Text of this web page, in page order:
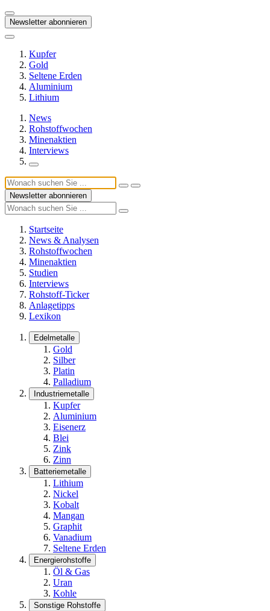
Newsletter abonnieren
Kupfer
Gold
Seltene Erden
Aluminium
Lithium
News
Rohstoffwochen
Minenaktien
Interviews
Newsletter abonnieren
Startseite
News & Analysen
Rohstoffwochen
Minenaktien
Studien
Interviews
Rohstoff-Ticker
Anlagetipps
Lexikon
Edelmetalle
Gold
Silber
Platin
Palladium
Industriemetalle
Kupfer
Aluminium
Eisenerz
Blei
Zink
Zinn
Batteriemetalle
Lithium
Nickel
Kobalt
Mangan
Graphit
Vanadium
Seltene Erden
Energierohstoffe
Öl & Gas
Uran
Kohle
Sonstige Rohstoffe